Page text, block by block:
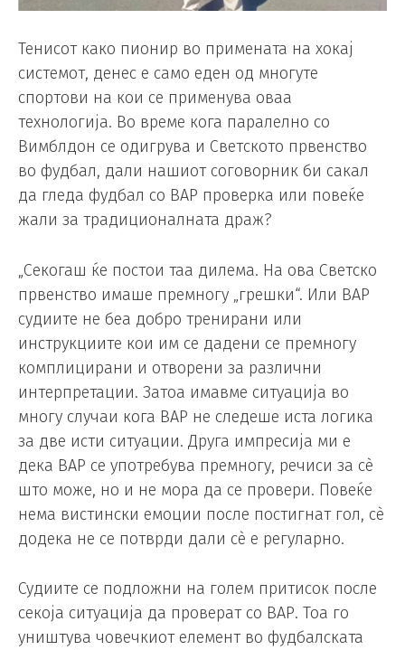
Тенисот како пионир во примената на хокај
системот, денес е само еден од многуте
спортови на кои се применува оваа
технологија. Во време кога паралелно со
Вимблдон се одигрува и Светското првенство
во фудбал, дали нашиот соговорник би сакал
да гледа фудбал со ВАР проверка или повеќе
жали за традиционалната драж?
„Секогаш ќе постои таа дилема. На ова Светско
првенство имаше премногу „грешки“. Или ВАР
судиите не беа добро тренирани или
инструкциите кои им се дадени се премногу
комплицирани и отворени за различни
интерпретации. Затоа имавме ситуација во
многу случаи кога ВАР не следеше иста логика
за две исти ситуации. Друга импресија ми е
дека ВАР се употребува премногу, речиси за сè
што може, но и не мора да се провери. Повеќе
нема вистински емоции после постигнат гол, сè
додека не се потврди дали сè е регуларно.
Судиите се подложни на голем притисок после
секоја ситуација да проверат со ВАР. Тоа го
уништува човечкиот елемент во фудбалската